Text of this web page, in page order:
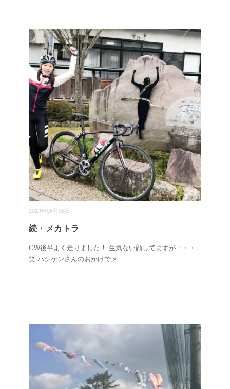
2019年05月08日
続・メカトラ
GW後半よく走りました！ 生気ない顔してますが・・・
笑 ハシケンさんのおかげでメ ...